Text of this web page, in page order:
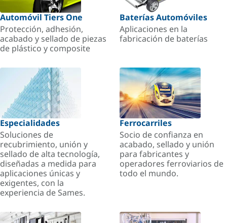
Automóvil Tiers One
Protección, adhesión,
acabado y sellado de piezas
de plástico y composite
Baterías Automóviles
Aplicaciones en la
fabricación de baterías
Especialidades
Soluciones de
recubrimiento, unión y
sellado de alta tecnología,
diseñadas a medida para
aplicaciones únicas y
exigentes, con la
experiencia de Sames.
Ferrocarriles
Socio de confianza en
acabado, sellado y unión
para fabricantes y
operadores ferroviarios de
todo el mundo.